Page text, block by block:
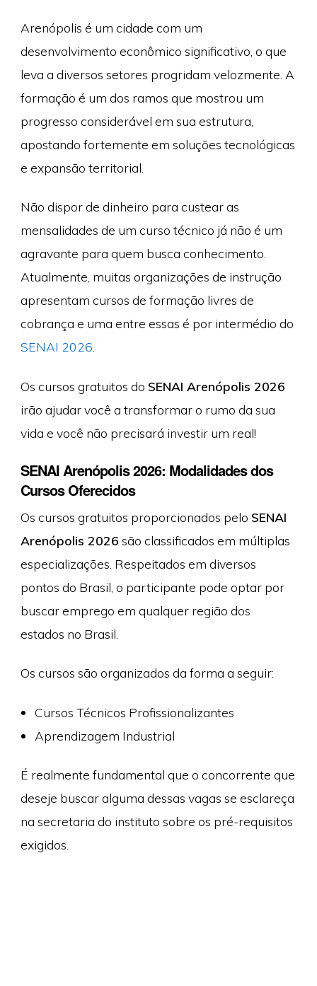
Arenópolis é um cidade com um
desenvolvimento econômico significativo, o que
leva a diversos setores progridam velozmente. A
formação é um dos ramos que mostrou um
progresso considerável em sua estrutura,
apostando fortemente em soluções tecnológicas
e expansão territorial.
Não dispor de dinheiro para custear as
mensalidades de um curso técnico já não é um
agravante para quem busca conhecimento.
Atualmente, muitas organizações de instrução
apresentam cursos de formação livres de
cobrança e uma entre essas é por intermédio do
SENAI 2026
Os cursos gratuitos do SENAI Arenópolis 2026
irão ajudar você a transformar o rumo da sua
vida e você não precisará investir um real!
SENAI Arenópolis 2026: Modalidades dos
Cursos Oferecidos
Os cursos gratuitos proporcionados pelo SENAI
Arenópolis 2026 são classificados em múltiplas
especializações. Respeitados em diversos
pontos do Brasil, o participante pode optar por
buscar emprego em qualquer região dos
estados no Brasil.
Os cursos são organizados da forma a seguir:
Cursos Técnicos Profissionalizantes
Aprendizagem Industrial
É realmente fundamental que o concorrente que
deseje buscar alguma dessas vagas se esclareça
na secretaria do instituto sobre os pré-requisitos
exigidos.